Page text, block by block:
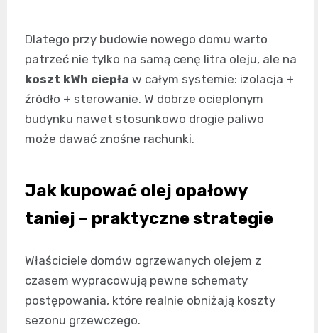
Dlatego przy budowie nowego domu warto
patrzeć nie tylko na samą cenę litra oleju, ale na
koszt kWh ciepła w całym systemie: izolacja +
źródło + sterowanie. W dobrze ocieplonym
budynku nawet stosunkowo drogie paliwo
może dawać znośne rachunki.
Jak kupować olej opałowy
taniej – praktyczne strategie
Właściciele domów ogrzewanych olejem z
czasem wypracowują pewne schematy
postępowania, które realnie obniżają koszty
sezonu grzewczego.